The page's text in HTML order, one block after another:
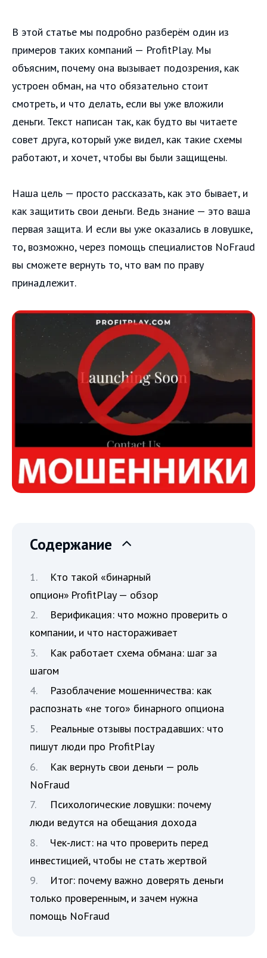
В этой статье мы подробно разберём один из
примеров таких компаний — ProfitPlay. Мы
объясним, почему она вызывает подозрения, как
устроен обман, на что обязательно стоит
смотреть, и что делать, если вы уже вложили
деньги. Текст написан так, как будто вы читаете
совет друга, который уже видел, как такие схемы
работают, и хочет, чтобы вы были защищены.
Наша цель — просто рассказать, как это бывает, и
как защитить свои деньги. Ведь знание — это ваша
первая защита. И если вы уже оказались в ловушке,
то, возможно, через помощь специалистов NoFraud
вы сможете вернуть то, что вам по праву
принадлежит.
Содержание
Кто такой «бинарный
опцион» ProfitPlay — обзор
Верификация: что можно проверить о
компании, и что настораживает
Как работает схема обмана: шаг за
шагом
Разоблачение мошенничества: как
распознать «не того» бинарного опциона
Реальные отзывы пострадавших: что
пишут люди про ProfitPlay
Как вернуть свои деньги — роль
NoFraud
Психологические ловушки: почему
люди ведутся на обещания дохода
Чек‑лист: на что проверить перед
инвестицией, чтобы не стать жертвой
Итог: почему важно доверять деньги
только проверенным, и зачем нужна
помощь NoFraud